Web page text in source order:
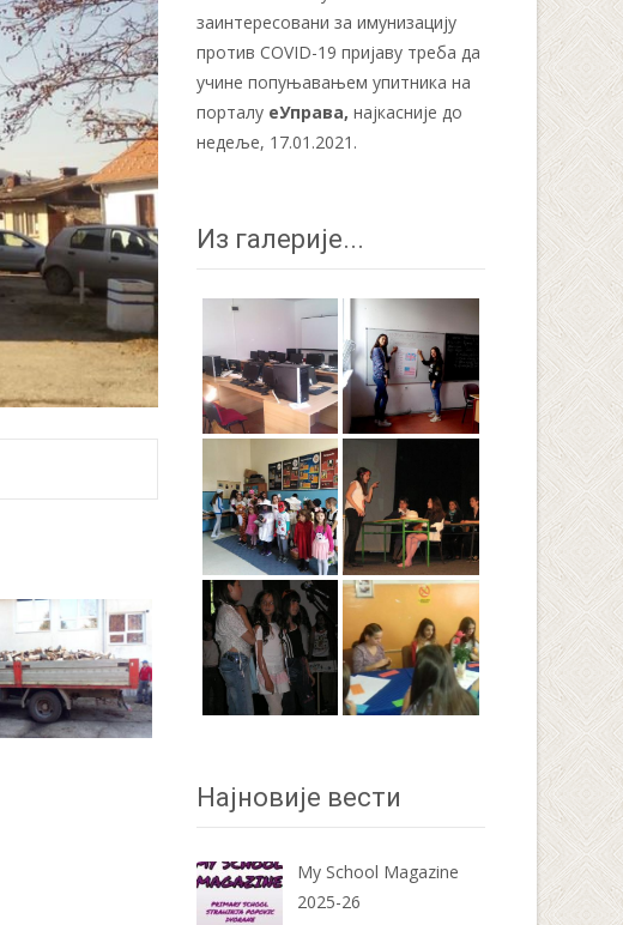
заинтересовани за имунизацију
против COVID-19 пријаву треба да
учине попуњавањем упитника на
порталу еУправа, најкасније до
недеље, 17.01.2021.
Из галерије...
Најновије вести
My School Magazine
2025-26